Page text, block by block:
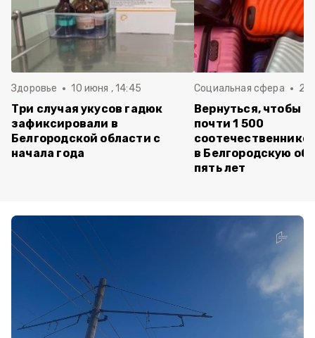
Здоровье 10 июня , 14:45
Три случая укусов гадюк
зафиксировали в
Белгородской области с
начала года
Социальная сфера 20
Вернуться, чтобы
почти 1 500
в Белгородскую
пять лет